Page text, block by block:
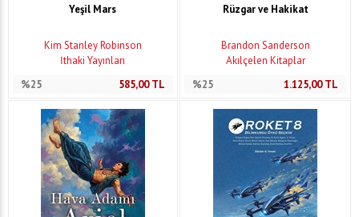
Yeşil Mars
Kim Stanley Robinson
İthaki Yayınları
%25
585,00TL
Rüzgar ve Hakikat
Brandon Sanderson
Akılçelen Kitaplar
%25
1.125,00TL